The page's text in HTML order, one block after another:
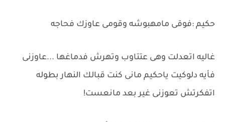
حكيم :فوقى مامهبوشه وقومى عاوزك فحاجه
غاليه اتعدلت وهى عتتاوب وتهرش فدماغها ...عاوزنى
فأيه دلوكيت ياحكيم مانى كنت قبالك النهار بطوله
اتفكرتش تعوزنى غير بعد مانعست!